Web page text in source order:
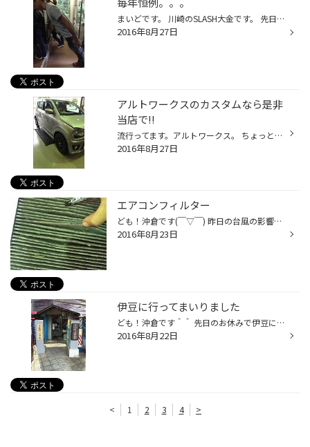
まいどです。 川崎のSLASH大金です。 先日店舗スタッフで毎年恒例になり つつ ある 高尾山ビアガーデンに行って参りました。 どうですこの神業！ 名付けてオキクラダンシングホロコースト！ 沖倉君調子い～ね～！ 肝心な集合写真は撮り損ねました・・ １０月頃までやってるそうなので ＨＰをご覧...
2016年8月27日
アルトワークスのカスタムなら是非
当店で!!
流行ってます。アルトワークス。 ちょっとした補強・・・ 少し拘ったオイル選択・・・ 気になる部分を補填するｶｽﾀﾑ・・・ イジって楽しい車、久々ですよねぇ。 当店アルトワークスのカスタム事例、増えてきています ちょっとハンドリングが。。。 もう少しカッチリさせたい。。。 もう少しブレーキ...
2016年8月27日
エアコンフィルター
ども！沖倉です(￣▽￣) 昨日の台風の影響で湿気が凄いですね(^-^) 湿気が多くなると車の中がカビ臭くなりますよね。 エアコンフィルターが原因かもしれませんΣ░(꒪◊꒪ )))) 一年に一回の交換がオススメです！ たぐ。 八王子 めじろ台 椚田町 高尾 小比企 タイヤ交換 アライメント オイル交換...
2016年8月23日
伊豆に行ってまいりました
ども！沖倉です＾＾ 先日のお休みで伊豆に行って参りました。 怪しい少年少女博物館に行きましたが、すごい異世界のような懐かしいような雰囲気でした。 海は台風の影響があって遊泳禁止だったのが心残りです。。。
2016年8月22日
< 1 2 3 4 >